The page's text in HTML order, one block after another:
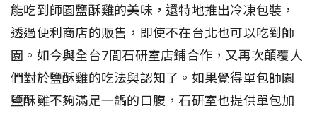
能吃到師園鹽酥雞的美味，還特地推出冷凍包裝，
透過便利商店的販售，即使不在台北也可以吃到師
園。如今與全台7間石研室店鋪合作，又再次顛覆人
們對於鹽酥雞的吃法與認知了。如果覺得單包師園
鹽酥雞不夠滿足一鍋的口腹，石研室也提供單包加